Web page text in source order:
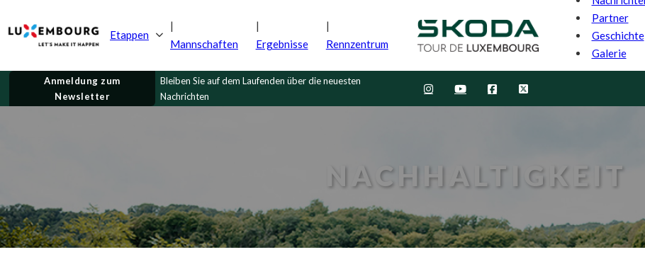
Etappen
Mannschaften Ergebnisse Rennzentrum
Partner
Geschichte
Galerie
Anmeldung zum
Newsletter
Bleiben Sie auf dem Laufenden über die neuesten
Nachrichten
NACHHALTIGKEIT